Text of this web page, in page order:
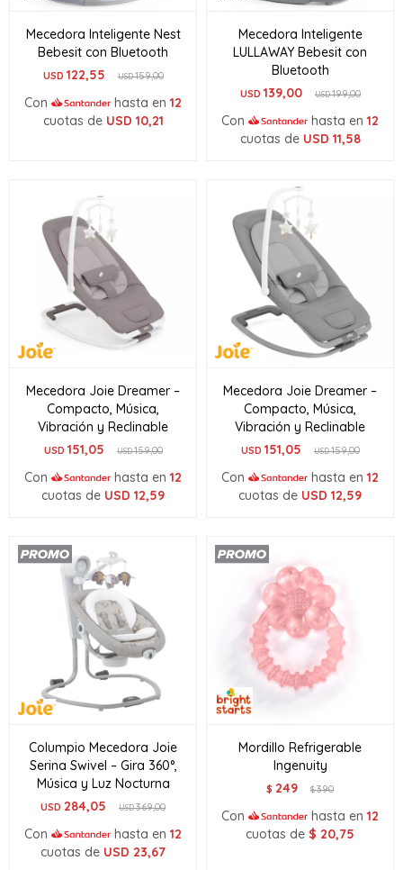
Mecedora Inteligente Nest
Bebesit con Bluetooth
USD 122,55 USD159,00
Con hasta en 12
cuotas de USD 10,21
Mecedora Inteligente
LULLAWAY Bebesit con
Bluetooth
USD 139,00 USD199,00
Con hasta en 12
cuotas de USD 11,58
Mecedora Joie Dreamer –
Compacto, Música,
Vibración y Reclinable
USD 151,05 USD159,00
Con hasta en 12
cuotas de USD 12,59
Mecedora Joie Dreamer –
Compacto, Música,
Vibración y Reclinable
USD 151,05 USD159,00
Con hasta en 12
cuotas de USD 12,59
Columpio Mecedora Joie
Serina Swivel – Gira 360°,
Música y Luz Nocturna
USD 284,05 USD369,00
Con hasta en 12
cuotas de USD 23,67
Mordillo Refrigerable
Ingenuity
$ 249 $390
Con hasta en 12
cuotas de $ 20,75